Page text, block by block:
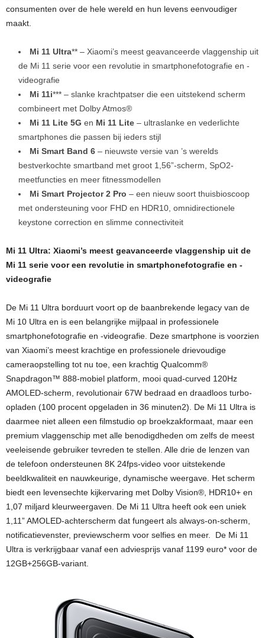
consumenten over de hele wereld en hun levens eenvoudiger
maakt.
Mi 11 Ultra** – Xiaomi’s meest geavanceerde vlaggenship uit
de Mi 11 serie voor een revolutie in smartphonefotografie en -
videografie
Mi 11i*** – slanke krachtpatser die een uitstekend scherm
combineert met Dolby Atmos®
Mi 11 Lite 5G en Mi 11 Lite – ultraslanke en vederlichte
smartphones die passen bij ieders stijl
Mi Smart Band 6 – nieuwste versie van ’s werelds
bestverkochte smartband met groot 1,56”-scherm, SpO2-
meetfuncties en meer fitnessmodellen
Mi Smart Projector 2 Pro – een nieuw soort thuisbioscoop
met ondersteuning voor FHD en HDR10, omnidirectionele
keystone correction en slimme connectiviteit
Mi 11 Ultra: Xiaomi’s meest geavanceerde vlaggenship uit de
Mi 11 serie voor een revolutie in smartphonefotografie en -
videografie
De Mi 11 Ultra borduurt voort op de baanbrekende legacy van de
Mi 10 Ultra en is een belangrijke mijlpaal in professionele
smartphonefotografie en -videografie. Deze smartphone is voorzien
van Xiaomi’s meest krachtige en professionele drievoudige
cameraopstelling tot nu toe, een krachtig Qualcomm®
Snapdragon™ 888-mobiel platform, mooi quad-curved 120Hz
AMOLED-scherm, revolutionair 67W bedraad en draadloos turbo-
opladen (100 procent opgeladen in 36 minuten2). De Mi 11 Ultra is
daarmee niet alleen een filmstudio op broekzakformaat, maar een
premium vlaggenschip met alle benodigdheden om zelfs de meest
veeleisende gebruiker tevreden te stellen. Alle drie de lenzen van
de telefoon ondersteunen 8K 24fps-video voor uitstekende
beeldkwaliteit en nauwkeurige, dynamische weergave. Het scherm
biedt een levensechte kijkervaring met Dolby Vision®, HDR10+ en
1,07 miljard kleurweergaven. De Mi 11 Ultra heeft ook een uniek
1,11” AMOLED-achterscherm dat fungeert als always-on-scherm,
notificatievenster, previewscherm voor selfies en meer. De Mi 11
Ultra is verkrijgbaar vanaf een adviesprijs vanaf 1199 euro* voor de
12GB+256GB-variant.